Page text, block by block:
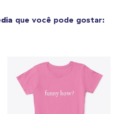
que você pode gostar: